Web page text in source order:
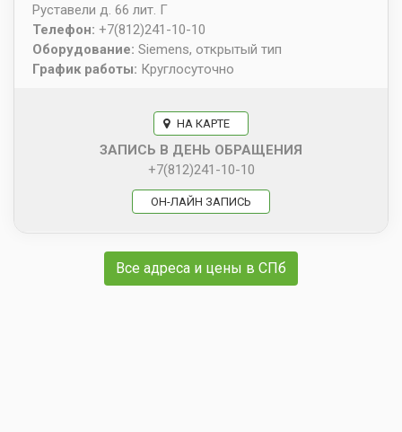
Руставели д. 66 лит. Г
Телефон: +7(812)241-10-10
Оборудование: Siemens, открытый тип
График работы: Круглосуточно
НА КАРТЕ
ЗАПИСЬ В ДЕНЬ ОБРАЩЕНИЯ
+7(812)241-10-10
ОН-ЛАЙН ЗАПИСЬ
Все адреса и цены в СПб